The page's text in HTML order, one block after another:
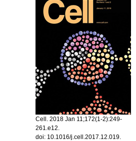
Cell. 2018 Jan 11;172(1-2):249-
261.e12.
doi: 10.1016/j.cell.2017.12.019.